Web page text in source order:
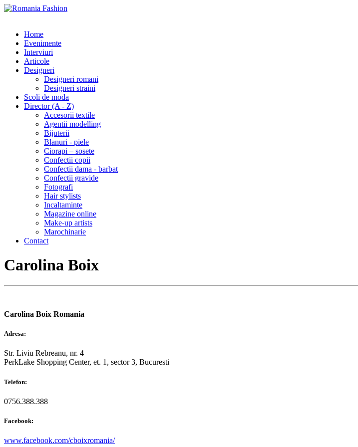
Home
Evenimente
Interviuri
Articole
Designeri
Designeri romani
Designeri straini
Scoli de moda
Director (A - Z)
Accesorii textile
Agentii modelling
Bijuterii
Blanuri - piele
Ciorapi – sosete
Confectii copii
Confectii dama - barbat
Confectii gravide
Fotografi
Hair stylists
Incaltaminte
Magazine online
Make-up artists
Marochinarie
Contact
Carolina Boix
Carolina Boix Romania
Adresa:
Str. Liviu Rebreanu, nr. 4
PerkLake Shopping Center, et. 1, sector 3, Bucuresti
Telefon:
0756.388.388
Facebook:
www.facebook.com/cboixromania/